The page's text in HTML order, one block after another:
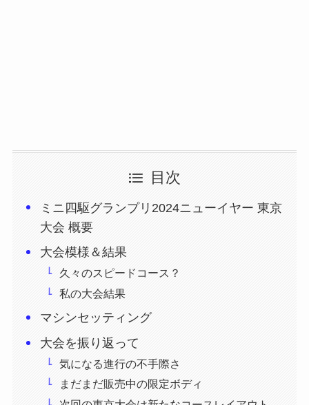
目次
ミニ四駆グランプリ2024ニューイヤー 東京
大会 概要
大会模様＆結果
久々のスピードコース？
私の大会結果
マシンセッティング
大会を振り返って
気になる進行の不手際さ
まだまだ販売中の限定ボディ